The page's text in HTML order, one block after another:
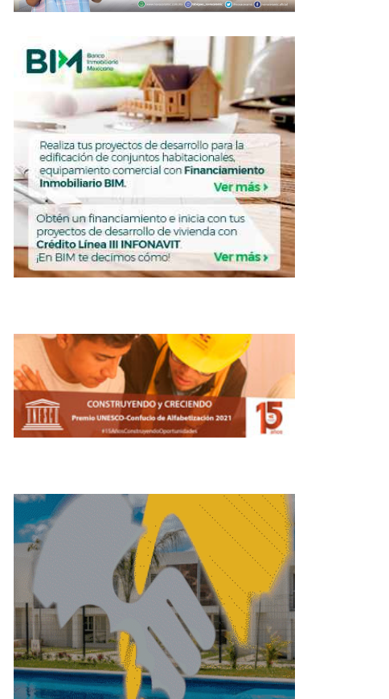
educación en arquitectura
CONSTRUCCIÓN
Gobierno proyecta
nuevas rutas de trenes
de pasajeros con
enfoque urbano
REBECA ROMERO